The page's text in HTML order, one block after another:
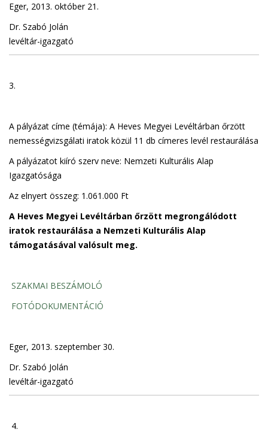
Eger, 2013. október 21.
Dr. Szabó Jolán
levéltár-igazgató
3.
A pályázat címe (témája): A Heves Megyei Levéltárban őrzött
nemességvizsgálati iratok közül 11 db címeres levél restaurálása
A pályázatot kiíró szerv neve: Nemzeti Kulturális Alap
Igazgatósága
Az elnyert összeg: 1.061.000 Ft
A Heves Megyei Levéltárban őrzött megrongálódott
iratok restaurálása a Nemzeti Kulturális Alap
támogatásával valósult meg.
SZAKMAI BESZÁMOLÓ
FOTÓDOKUMENTÁCIÓ
Eger, 2013. szeptember 30.
Dr. Szabó Jolán
levéltár-igazgató
4.